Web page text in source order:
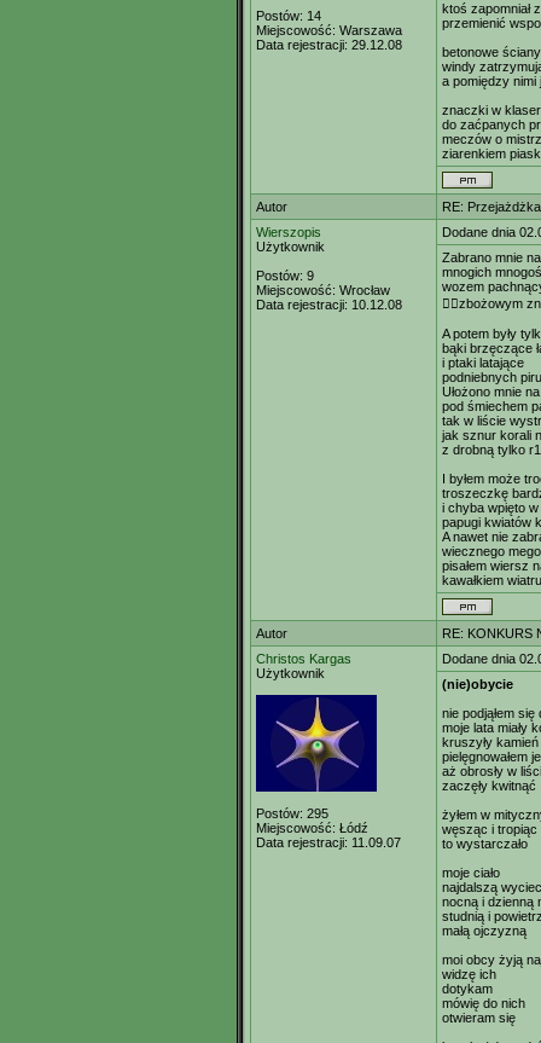
Postów: 14
Miejscowość: Warszawa
Data rejestracji: 29.12.08
ktoś zapomniał
przemienić
betonowe
windy
a pomiędzy
znaczki w
do zaćpanych
meczów o
ziarenkiem
Autor
RE: Przejażdżka
Wierszopis
Użytkownik
Postów: 9
Miejscowość: Wrocław
Data rejestracji: 10.12.08
Dodane dnia
Zabrano mnie
mnogich
wozem
zbożowym
A potem były
bąki brzęczące
i ptaki latające
podniebnych
Ułożono mnie
pod śmiechem
tak w liście
jak sznur korali
z drobną tylko
I byłem może
troszeczkę
i chyba wpięto w
papugi kwiatów
A nawet nie
wiecznego
pisałem wiersz
kawałkiem
Autor
RE: KONKURS
Christos Kargas
Użytkownik
Postów: 295
Miejscowość: Łódź
Data rejestracji: 11.09.07
Dodane dnia
(nie)obycie
nie podjąłem
moje lata miały
kruszyły kamień
pielęgnowałem je
aż obrosły w
zaczęły kwitnąć
żyłem w
węsząc i tropiąc
to wystarczało
moje ciało
najdalszą
nocną i dzienną
studnią i
małą ojczyzną
moi obcy żyją
widzę ich
dotykam
mówię do nich
otwieram się